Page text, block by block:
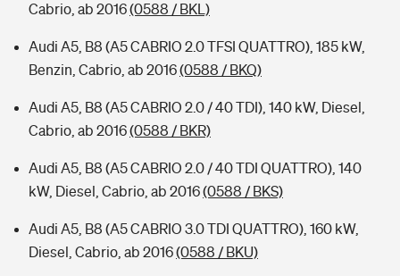
Cabrio, ab 2016(0588 / BKL)
Audi A5, B8 (A5 CABRIO 2.0 TFSI QUATTRO), 185 kW,
Benzin, Cabrio, ab 2016(0588 / BKQ)
Audi A5, B8 (A5 CABRIO 2.0 / 40 TDI), 140 kW, Diesel,
Cabrio, ab 2016(0588 / BKR)
Audi A5, B8 (A5 CABRIO 2.0 / 40 TDI QUATTRO), 140
kW, Diesel, Cabrio, ab 2016(0588 / BKS)
Audi A5, B8 (A5 CABRIO 3.0 TDI QUATTRO), 160 kW,
Diesel, Cabrio, ab 2016(0588 / BKU)